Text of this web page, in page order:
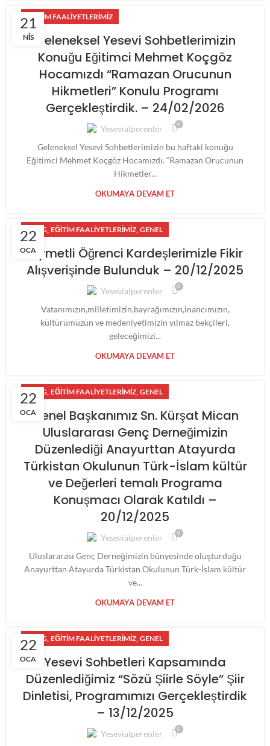
21
NIS
EĞITIM FAALIYETLERIMIZ
Geleneksel Yesevi Sohbetlerimizin
Konuğu Eğitimci Mehmet Koçgöz
Hocamızdı “Ramazan Orucunun
Hikmetleri” Konulu Programı
Gerçekleştirdik. – 24/02/2026
Yesevialperenler 0
Geleneksel Yesevi Sohbetlerimizin bu haftaki konuğu
Eğitimci Mehmet Koçgöz Hocamızdı. “Ramazan Orucunun
Hikmetler...
OKUMAYA DEVAM ET
22
OCA
BLOG, EĞITIM FAALIYETLERIMIZ, GENEL
Kıymetli Öğrenci Kardeşlerimizle Fikir
Alışverişinde Bulunduk – 20/12/2025
Yesevialperenler 0
Vatanımızın,milletimizin,bayrağımızın,inancımızın,
kültürümüzün ve medeniyetimizin yılmaz bekçileri,
geleceğimizi...
OKUMAYA DEVAM ET
22
OCA
BLOG, EĞITIM FAALIYETLERIMIZ, GENEL
Genel Başkanımız Sn. Kürşat Mican
Uluslararası Genç Derneğimizin
Düzenlediği Anayurttan Atayurda
Türkistan Okulunun Türk-İslam kültür
ve Değerleri temalı Programa
Konuşmacı Olarak Katıldı –
20/12/2025
Yesevialperenler 0
Uluslararası Genç Derneğimizin bünyesinde oluşturduğu
Anayurttan Atayurda Türkistan Okulunun Türk-İslam kültür
ve...
OKUMAYA DEVAM ET
22
OCA
BLOG, EĞITIM FAALIYETLERIMIZ, GENEL
Yesevi Sohbetleri Kapsamında
Düzenlediğimiz “Sözü Şiirle Söyle” Şiir
Dinletisi, Programımızı Gerçekleştirdik
– 13/12/2025
Yesevialperenler 0